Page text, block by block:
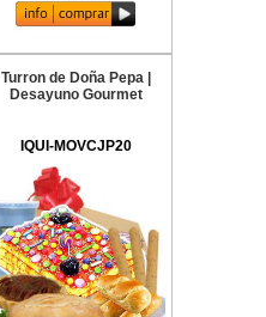
Turron de Doña Pepa |
Desayuno Gourmet
IQUI-MOVCJP20